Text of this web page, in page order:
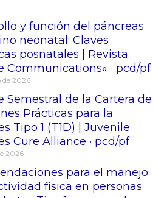
y función del páncreas
neonatal: Claves
posnatales | Revista
Communications» · pcd/pf
de 2026
Semestral de la Cartera de
Prácticas para la
Tipo 1 (T1D) | Juvenile
Cure Alliance · pcd/pf
2026
para el manejo
física en personas